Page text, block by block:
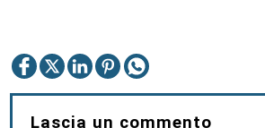
Lascia un commento